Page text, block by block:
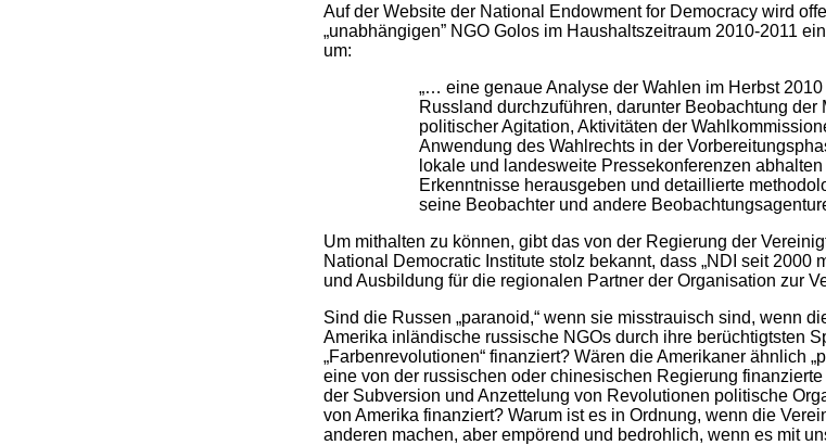
Auf der Website der National Endowment for Democracy wird
„unabhängigen” NGO Golos im Haushaltszeitraum 2010-2011
um:
„… eine genaue Analyse der Wahlen im Herbst
Russland durchzuführen, darunter Beobachtung der
politischer Agitation, Aktivitäten der
Anwendung des Wahlrechts in der
lokale und landesweite Pressekonferenzen
Erkenntnisse herausgeben und detaillierte
seine Beobachter und andere
Um mithalten zu können, gibt das von der Regierung der
National Democratic Institute stolz bekannt, dass „NDI seit 2000
und Ausbildung für die regionalen Partner der Organisation zur
Sind die Russen „paranoid,“ wenn sie misstrauisch sind, wenn
Amerika inländische russische NGOs durch ihre berüchtigtsten
„Farbenrevolutionen“ finanziert? Wären die Amerikaner ähnlich
eine von der russischen oder chinesischen Regierung finanzierte
der Subversion und Anzettelung von Revolutionen politische
von Amerika finanziert? Warum ist es in Ordnung, wenn die
anderen machen, aber empörend und bedrohlich, wenn es mit